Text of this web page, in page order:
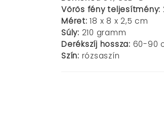
Vörös fény teljesítmény:
Méret: 18 x 8 x 2,5 cm
Súly: 210 gramm
Derékszíj hossza: 60-90
Szín: rózsaszín